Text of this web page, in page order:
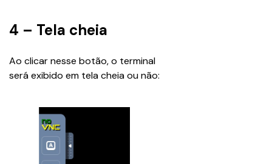
4 – Tela cheia
Ao clicar nesse botão, o terminal
será exibido em tela cheia ou não: